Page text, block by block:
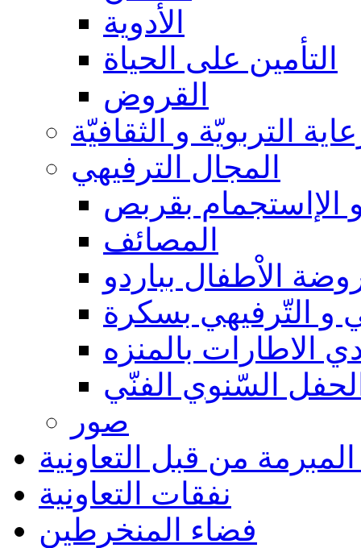
الأدوية
التأمين على الحياة
القروض
التربويّة و الثقافيّة
المجال الترفيهي
الإاستجمام بقربص
المصائف
الاْطفال بباردو
و التّرفيهي بسكرة
الاطارات بالمنزه
السّنوي الفنّي
صور
المبرمة من قبل التعاونية
نفقات التعاونية
فضاء المنخرطين